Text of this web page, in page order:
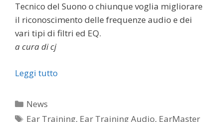
Tecnico del Suono o chiunque voglia migliorare
il riconoscimento delle frequenze audio e dei
vari tipi di filtri ed EQ.
a cura di cj
Leggi tutto
Categorie
News
Tag
Ear Training, Ear Training Audio, EarMaster